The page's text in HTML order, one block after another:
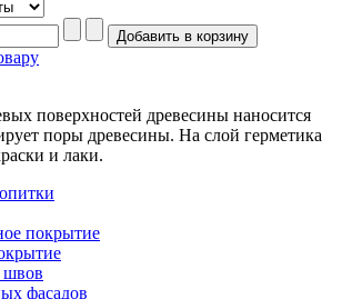
поверхностей древесины наносится
поры древесины. На слой герметика
и лаки.
покрытие
швов
фасадов